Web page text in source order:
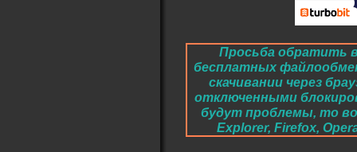
Просьба обратить
бесплатных
скачивании через
отключенными
будут проблемы, то
Explorer, Firefox,